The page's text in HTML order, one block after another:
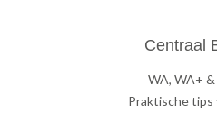
Centraal
WA, WA+
Praktische tips